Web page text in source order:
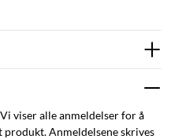
viser alle anmeldelser for å
produkt. Anmeldelsene skrives